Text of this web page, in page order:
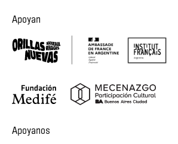
Apoyan
Apoyanos